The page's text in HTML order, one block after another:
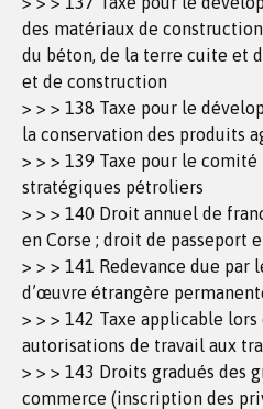
des matériaux de
du béton, de la terre cuite et
et de construction
> > > 138 Taxe pour le
la conservation des produits
> > > 139 Taxe pour le
stratégiques pétroliers
> > > 140 Droit annuel de
en Corse ; droit de passeport
> > > 141 Redevance due par
d’œuvre étrangère
> > > 142 Taxe applicable
autorisations de travail aux
> > > 143 Droits gradués des
commerce (inscription des